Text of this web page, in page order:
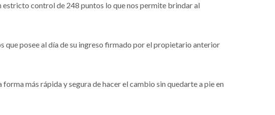
estricto control de 248 puntos lo que nos permite brindar al
posee al día de su ingreso firmado por el propietario anterior
más rápida y segura de hacer el cambio sin quedarte a pie en